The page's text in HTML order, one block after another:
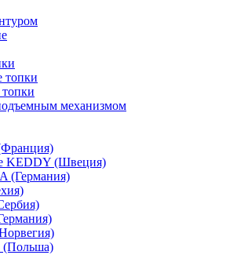
топки
механизмом
KEDDY (Швеция)
(Германия)